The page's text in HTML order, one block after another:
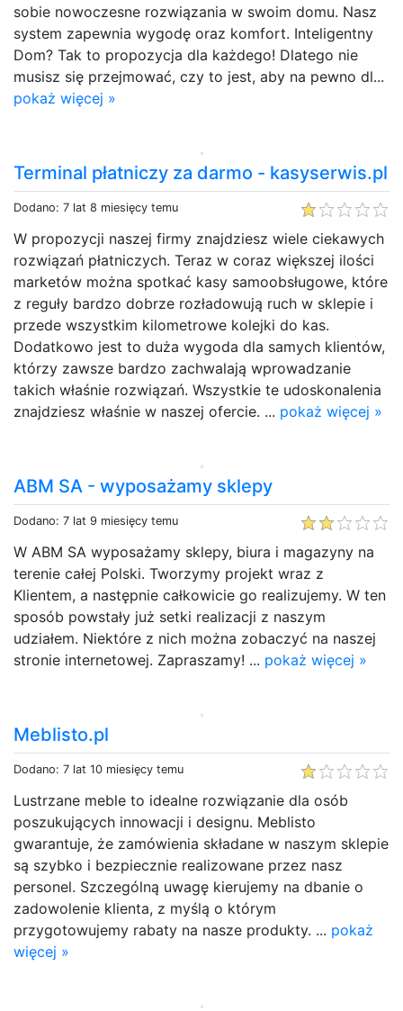
sobie nowoczesne rozwiązania w swoim domu. Nasz
system zapewnia wygodę oraz komfort. Inteligentny
Dom? Tak to propozycja dla każdego! Dlatego nie
musisz się przejmować, czy to jest, aby na pewno dl...
pokaż więcej »
Terminal płatniczy za darmo - kasyserwis.pl
Dodano: 7 lat 8 miesięcy temu
W propozycji naszej firmy znajdziesz wiele ciekawych
rozwiązań płatniczych. Teraz w coraz większej ilości
marketów można spotkać kasy samoobsługowe, które
z reguły bardzo dobrze rozładowują ruch w sklepie i
przede wszystkim kilometrowe kolejki do kas.
Dodatkowo jest to duża wygoda dla samych klientów,
którzy zawsze bardzo zachwalają wprowadzanie
takich właśnie rozwiązań. Wszystkie te udoskonalenia
znajdziesz właśnie w naszej ofercie. ... pokaż więcej »
ABM SA - wyposażamy sklepy
Dodano: 7 lat 9 miesięcy temu
W ABM SA wyposażamy sklepy, biura i magazyny na
terenie całej Polski. Tworzymy projekt wraz z
Klientem, a następnie całkowicie go realizujemy. W ten
sposób powstały już setki realizacji z naszym
udziałem. Niektóre z nich można zobaczyć na naszej
stronie internetowej. Zapraszamy! ... pokaż więcej »
Meblisto.pl
Dodano: 7 lat 10 miesięcy temu
Lustrzane meble to idealne rozwiązanie dla osób
poszukujących innowacji i designu. Meblisto
gwarantuje, że zamówienia składane w naszym sklepie
są szybko i bezpiecznie realizowane przez nasz
personel. Szczególną uwagę kierujemy na dbanie o
zadowolenie klienta, z myślą o którym
przygotowujemy rabaty na nasze produkty. ... pokaż
więcej »